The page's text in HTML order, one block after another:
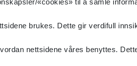
brukes. Dette gir verdifull
nettsidene våres benyttes.